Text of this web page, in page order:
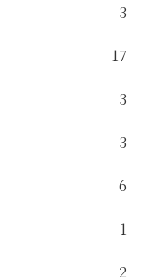
3
17
3
3
6
1
2